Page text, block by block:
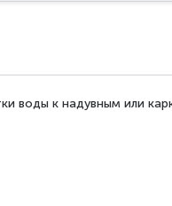
воды к надувным или